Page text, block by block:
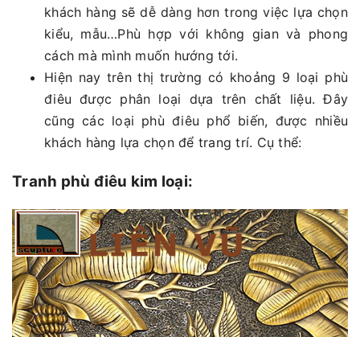
khách hàng sẽ dễ dàng hơn trong việc lựa chọn
kiểu, mẫu…Phù hợp với không gian và phong
cách mà mình muốn hướng tới.
Hiện nay trên thị trường có khoảng 9 loại phù
điêu được phân loại dựa trên chất liệu. Đây
cũng các loại phù điêu phổ biến, được nhiều
khách hàng lựa chọn để trang trí. Cụ thể:
Tranh phù điêu kim loại: